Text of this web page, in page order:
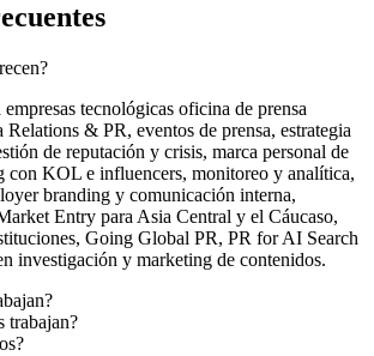
tecnológicas oficina de prensa
& PR, eventos de prensa, estrategia
de reputación y crisis, marca personal de
con KOL e influencers, monitoreo y analítica,
branding y comunicación interna,
Entry para Asia Central y el Cáucaso,
Going Global PR, PR for AI Search
investigación y marketing de contenidos.
trabajan?